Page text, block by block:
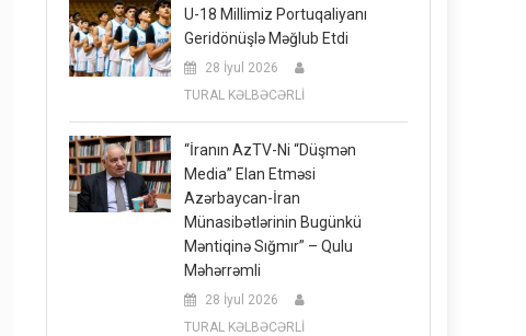
U-18 Millimiz Portuqaliyanı
Geridönüşlə Məğlub Etdi
28 İyul 2026
TURAL KƏLBƏCƏRLİ
“İranın AzTV-Ni “düşmən
Media” Elan Etməsi
Azərbaycan-İran
Münasibətlərinin Bugünkü
Məntiqinə Sığmır” – Qulu
Məhərrəmli
28 İyul 2026
TURAL KƏLBƏCƏRLİ